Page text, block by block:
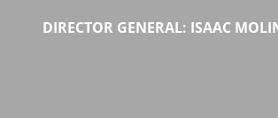
DIRECTOR GENERAL: ISAAC